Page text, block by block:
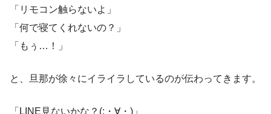
「リモコン触らないよ」
「何で寝てくれないの？」
「もぅ…！」
と、旦那が徐々にイライラしているのが伝わってきます。
「LINE見ないかな？(;・∀・)」